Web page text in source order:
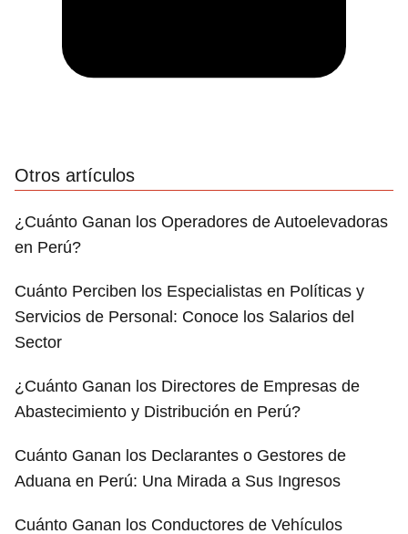
Otros artículos
¿Cuánto Ganan los Operadores de Autoelevadoras
en Perú?
Cuánto Perciben los Especialistas en Políticas y
Servicios de Personal: Conoce los Salarios del
Sector
¿Cuánto Ganan los Directores de Empresas de
Abastecimiento y Distribución en Perú?
Cuánto Ganan los Declarantes o Gestores de
Aduana en Perú: Una Mirada a Sus Ingresos
Cuánto Ganan los Conductores de Vehículos